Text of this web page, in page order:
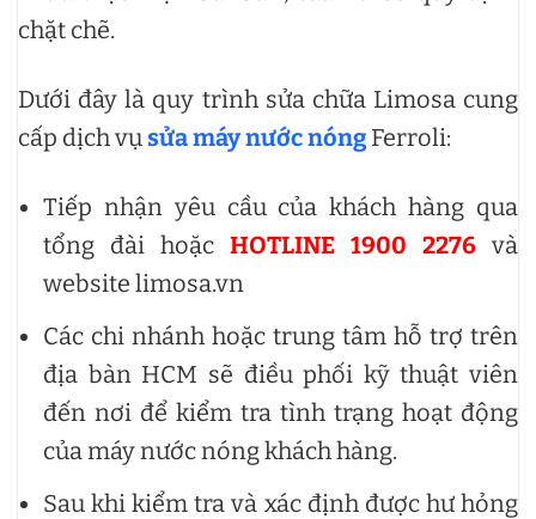
chặt chẽ.
Dưới đây là quy trình sửa chữa Limosa cung
cấp dịch vụ sửa máy nước nóng Ferroli:
Tiếp nhận yêu cầu của khách hàng qua
tổng đài hoặc HOTLINE 1900 2276 và
website limosa.vn
Các chi nhánh hoặc trung tâm hỗ trợ trên
địa bàn HCM sẽ điều phối kỹ thuật viên
đến nơi để kiểm tra tình trạng hoạt động
của máy nước nóng khách hàng.
Sau khi kiểm tra và xác định được hư hỏng